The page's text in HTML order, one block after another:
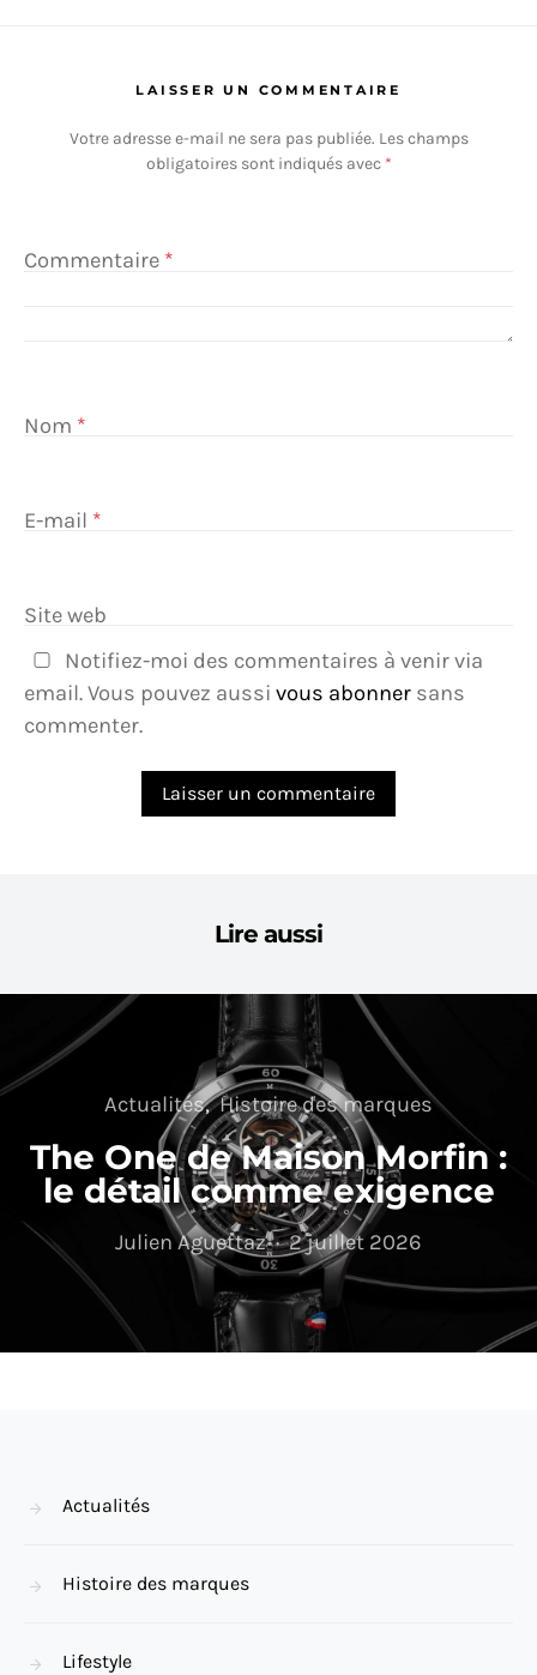
LAISSER UN COMMENTAIRE
Votre adresse e-mail ne sera pas publiée. Les champs
obligatoires sont indiqués avec *
Commentaire *
Nom *
E-mail *
Site web
Notifiez-moi des commentaires à venir via
email. Vous pouvez aussi vous abonner sans
commenter.
Lire aussi
Actualités Histoire des marques
The One de Maison Morfin :
le détail comme exigence
Julien Aguettaz 2 juillet 2026
Actualités
Histoire des marques
Lifestyle